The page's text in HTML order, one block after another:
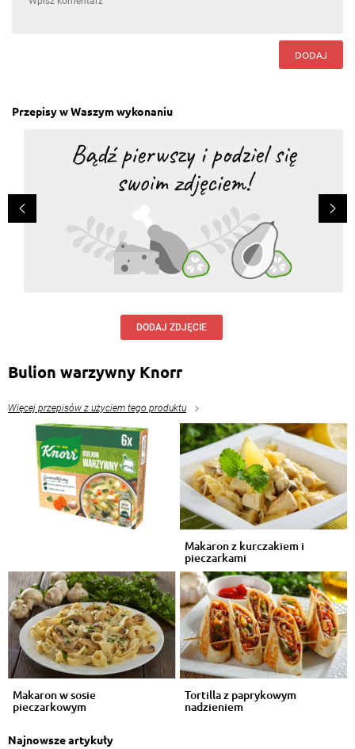
DODAJ
Przepisy w Waszym wykonaniu
DODAJ ZDJĘCIE
Bulion warzywny Knorr
Więcej przepisów z użyciem tego produktu
Makaron z kurczakiem i
pieczarkami
Makaron w sosie
pieczarkowym
Tortilla z paprykowym
nadzieniem
Najnowsze artykuły